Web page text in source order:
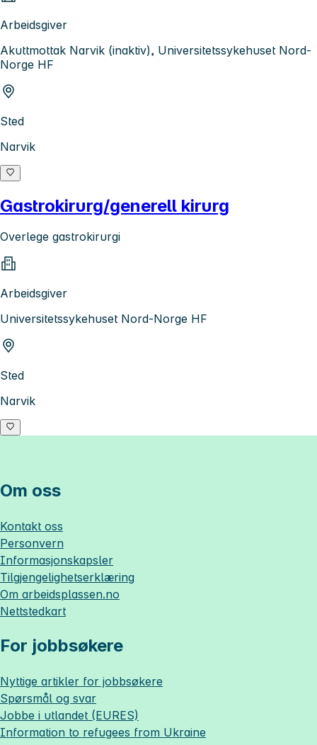
Arbeidsgiver
Akuttmottak Narvik (inaktiv), Universitetssykehuset Nord-
Norge HF
Sted
Narvik
Gastrokirurg/generell kirurg
Overlege gastrokirurgi
Arbeidsgiver
Universitetssykehuset Nord-Norge HF
Sted
Narvik
Om oss
Kontakt oss
Personvern
Informasjonskapsler
Tilgjengelighetserklæring
Om arbeidsplassen.no
Nettstedkart
For jobbsøkere
Nyttige artikler for jobbsøkere
Spørsmål og svar
Jobbe i utlandet (EURES)
Information to refugees from Ukraine